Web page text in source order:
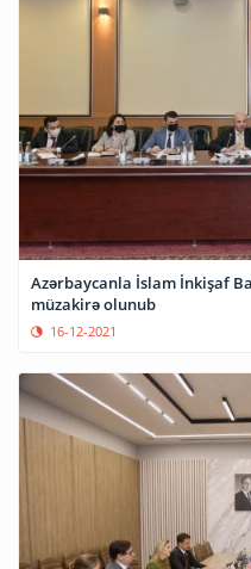
Azərbaycanla İslam İnkişaf
müzakirə olunub
16-12-2021